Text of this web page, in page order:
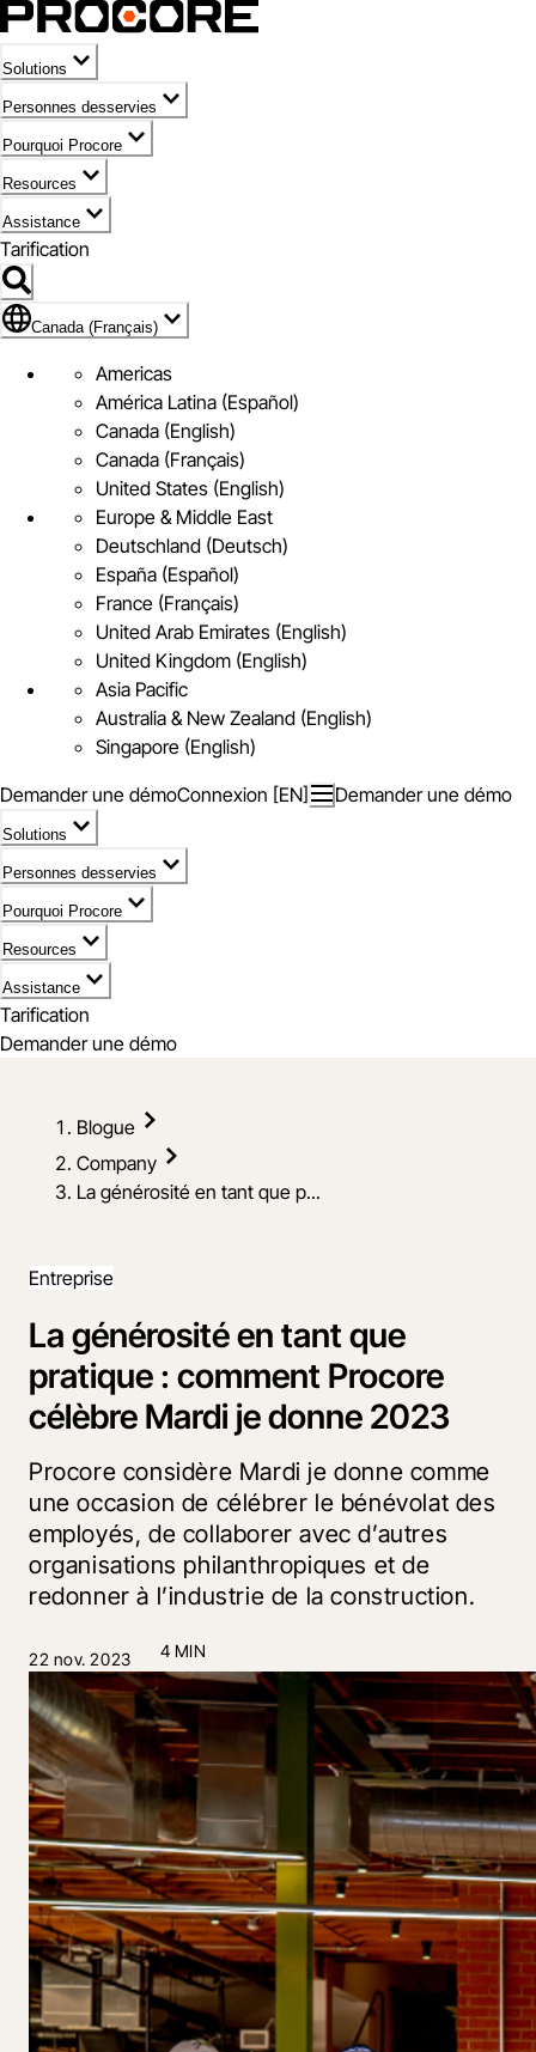
Solutions
Personnes desservies
Pourquoi Procore
Resources
Assistance
Tarification
Pavillon de Canada (Français)
Canada (Français)
Americas
América Latina (Español)
Canada (English)
Canada (Français)
United States (English)
Europe & Middle East
Deutschland (Deutsch)
España (Español)
France (Français)
United Arab Emirates (English)
United Kingdom (English)
Asia Pacific
Australia & New Zealand (English)
Singapore (English)
Demander une démoConnexion [EN] Demander une démo
Solutions
Personnes desservies
Pourquoi Procore
Resources
Assistance
Tarification
Demander une démo
Blogue
Company
La générosité en tant que p...
Entreprise
La générosité en tant que
pratique : comment Procore
célèbre Mardi je donne 2023
Procore considère Mardi je donne comme
une occasion de célébrer le bénévolat des
employés, de collaborer avec d’autres
organisations philanthropiques et de
redonner à l’industrie de la construction.
22 nov. 2023 4 MIN